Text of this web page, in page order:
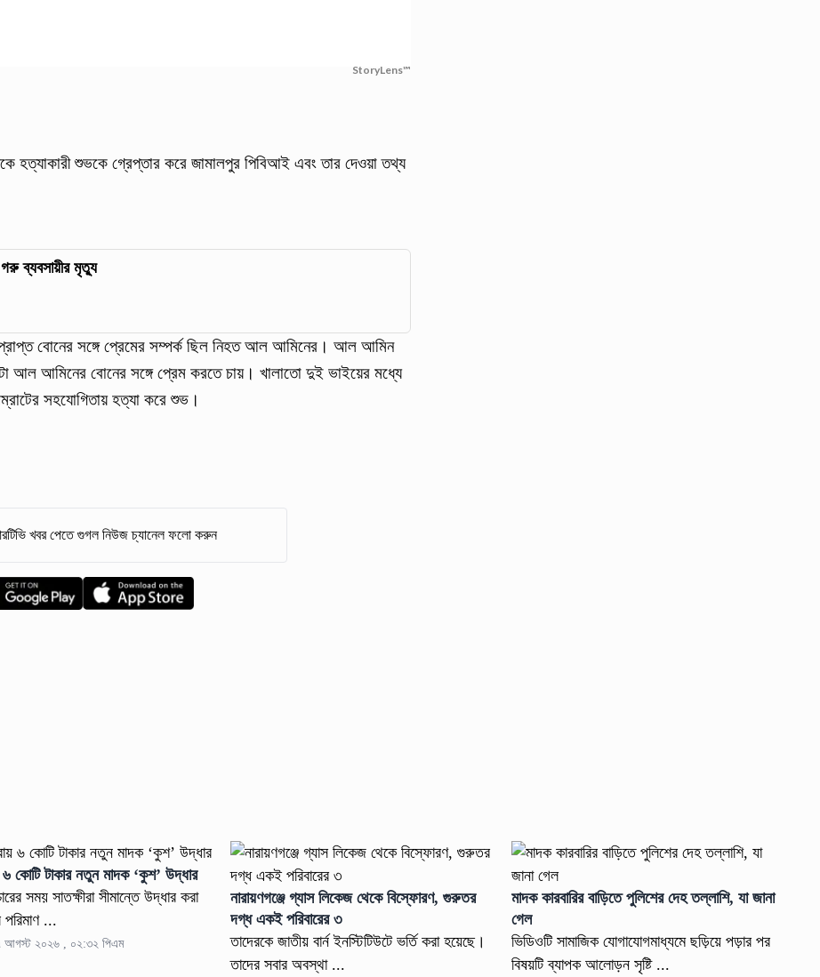
StoryLens™
হত্যাকারী শুভকে গ্রেপ্তার করে জামালপুর পিবিআই এবং তার দেওয়া তথ্য
গরু ব্যবসায়ীর মৃত্যু
বোনের সঙ্গে প্রেমের সম্পর্ক ছিল নিহত আল আমিনের। আল আমিন
আল আমিনের বোনের সঙ্গে প্রেম করতে চায়। খালাতো দুই ভাইয়ের মধ্যে
সহযোগিতায় হত্যা করে শুভ।
খবর পেতে গুগল নিউজ চ্যানেল ফলো করুন
৬ কোটি টাকার নতুন মাদক ‘কুশ’ উদ্ধার
সময় সাতক্ষীরা সীমান্তে উদ্ধার করা
...
আগস্ট ২০২৬ , ০২:৩২ পিএম
নারায়ণগঞ্জে গ্যাস লিকেজ থেকে বিস্ফোরণ, গুরুতর
দগ্ধ একই পরিবারের ৩
তাদেরকে জাতীয় বার্ন ইনস্টিটিউটে ভর্তি করা হয়েছে।
তাদের সবার অবস্থা ...
মাদক কারবারির বাড়িতে পুলিশের দেহ তল্লাশি, যা জানা
গেল
ভিডিওটি সামাজিক যোগাযোগমাধ্যমে ছড়িয়ে পড়ার পর
বিষয়টি ব্যাপক আলোড়ন সৃষ্টি ...